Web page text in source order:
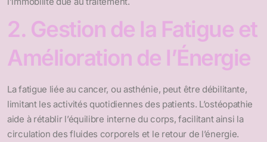
2. Gestion de la Fatigue et
Amélioration de l’Énergie
La fatigue liée au cancer, ou asthénie, peut être débilitante,
limitant les activités quotidiennes des patients. L’ostéopathie
aide à rétablir l’équilibre interne du corps, facilitant ainsi la
circulation des fluides corporels et le retour de l’énergie.